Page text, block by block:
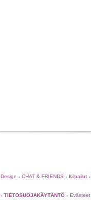
Design • CHAT & FRIENDS • Kilpailut •
• TIETOSUOJAKÄYTÄNTÖ • Evästeet